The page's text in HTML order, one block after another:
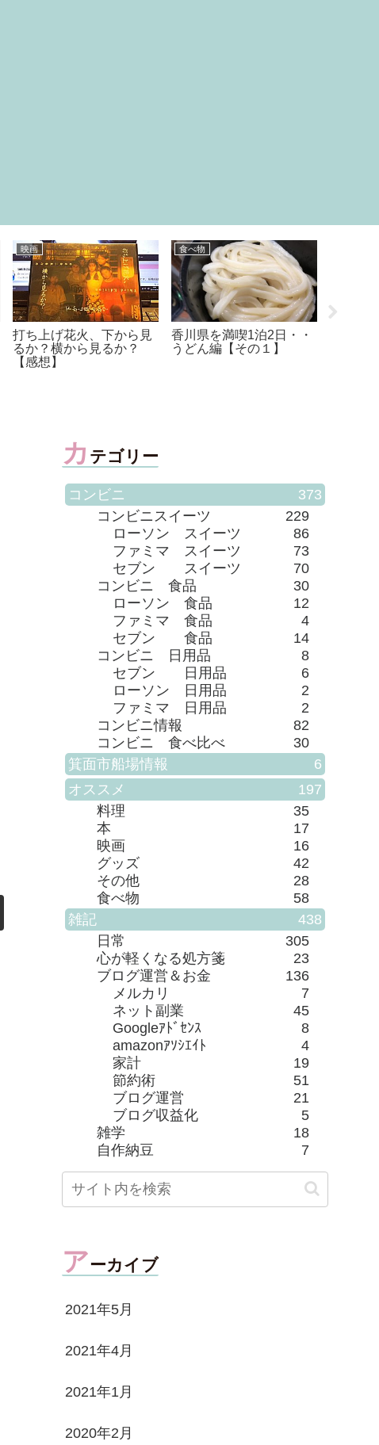
映画
打ち上げ花火、下から見
るか？横から見るか？
【感想】
食べ物
香川県を満喫1泊2日・・
うどん編【その１】
カ テゴリー
コンビニ
373
コンビニスイーツ
229
ローソン スイーツ
86
ファミマ スイーツ
73
セブン スイーツ
70
コンビニ 食品
30
ローソン 食品
12
ファミマ 食品
4
セブン 食品
14
コンビニ 日用品
8
セブン 日用品
6
ローソン 日用品
2
ファミマ 日用品
2
コンビニ情報
82
コンビニ 食べ比べ
30
箕面市船場情報
6
オススメ
197
料理
35
本
17
映画
16
グッズ
42
その他
28
食べ物
58
雑記
438
日常
305
心が軽くなる処方箋
23
ブログ運営＆お金
136
メルカリ
7
ネット副業
45
Googleｱﾄﾞｾﾝｽ
8
amazonｱｿｼｴｲﾄ
4
家計
19
節約術
51
ブログ運営
21
ブログ収益化
5
雑学
18
自作納豆
7
アーカイブ
2021年5月
2021年4月
2021年1月
2020年2月